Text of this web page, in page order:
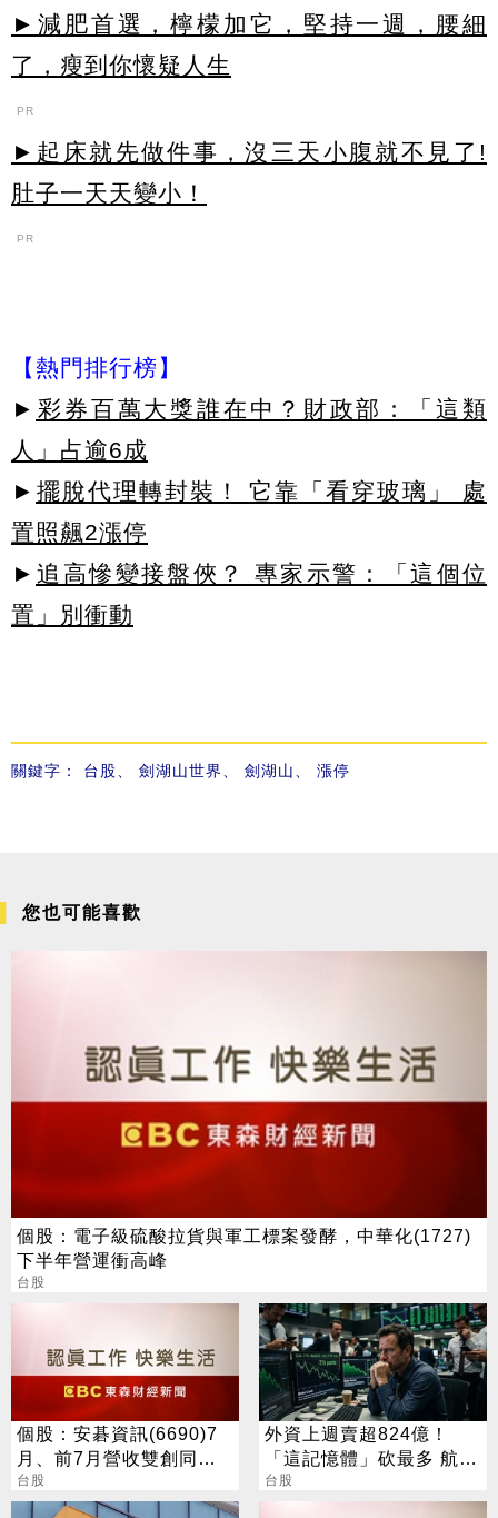
►減肥首選，檸檬加它，堅持一週，腰細
了，瘦到你懷疑人生
PR
►起床就先做件事，沒三天小腹就不見了!
肚子一天天變小！
PR
【熱門排行榜】
► 彩券百萬大獎誰在中？財政部：「這類
人」占逾6成
► 擺脫代理轉封裝！ 它靠「看穿玻璃」 處
置照飆2漲停
► 追高慘變接盤俠？ 專家示警：「這個位
置」別衝動
關鍵字： 台股 劍湖山世界 劍湖山 漲停
您也可能喜歡
個股：電子級硫酸拉貨與軍工標案發酵，中華化(1727)
下半年營運衝高峰
台股
個股：安碁資訊(6690)7
月、前7月營收雙創同期
高點，本月再奪兩大資安
專案
台股
外資上週賣超824億！
「這記憶體」砍最多 航空
雙雄成最強避風港
台股